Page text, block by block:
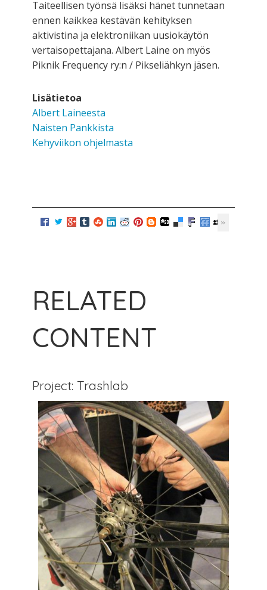
Taiteellisen työnsä lisäksi hänet tunnetaan
ennen kaikkea kestävän kehityksen
aktivistina ja elektroniikan uusiokäytön
vertaisopettajana. Albert Laine on myös
Piknik Frequency ry:n / Pikseliähkyn jäsen.
Lisätietoa
Albert Laineesta
Naisten Pankkista
Kehyviikon ohjelmasta
RELATED
CONTENT
Project: Trashlab